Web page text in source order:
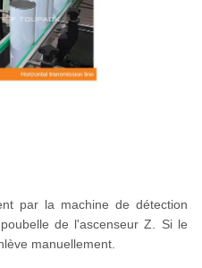
par la machine de détection
de l'ascenseur Z. Si le
manuellement.